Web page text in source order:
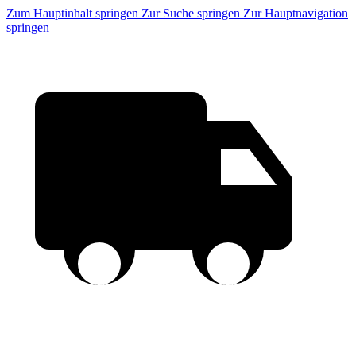
Zum Hauptinhalt springen Zur Suche springen Zur Hauptnavigation
springen